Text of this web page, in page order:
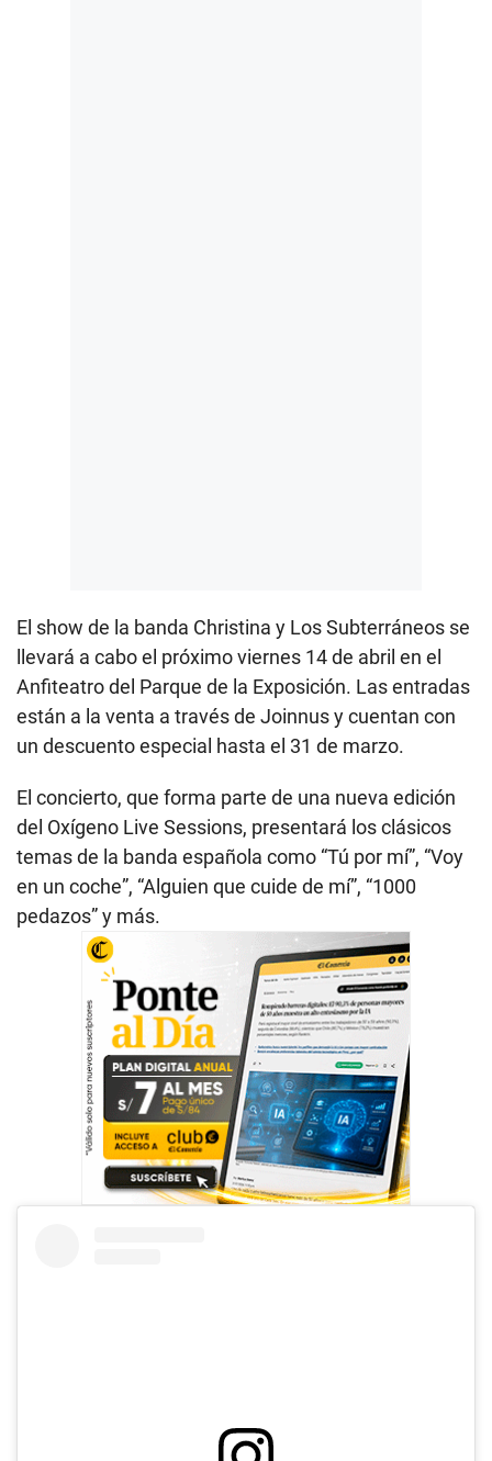
El show de la banda Christina y Los Subterráneos se
llevará a cabo el próximo viernes 14 de abril en el
Anfiteatro del Parque de la Exposición. Las entradas
están a la venta a través de Joinnus y cuentan con
un descuento especial hasta el 31 de marzo.
El concierto, que forma parte de una nueva edición
del Oxígeno Live Sessions, presentará los clásicos
temas de la banda española como “Tú por mí”, “Voy
en un coche”, “Alguien que cuide de mí”, “1000
pedazos” y más.